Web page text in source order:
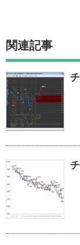
関連記事